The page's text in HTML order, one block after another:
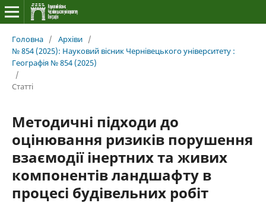
Головна / Архіви /
№ 854 (2025): Науковий вісник Чернівецького університету :
Географія № 854 (2025)
/
Статті
Методичні підходи до
оцінювання ризиків порушення
взаємодії інертних та живих
компонентів ландшафту в
процесі будівельних робіт